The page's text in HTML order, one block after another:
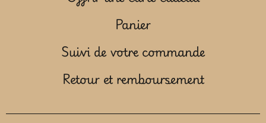
Panier
Suivi de votre commande
Retour et remboursement